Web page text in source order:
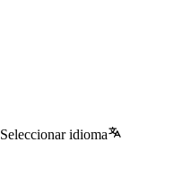
Seleccionar idioma